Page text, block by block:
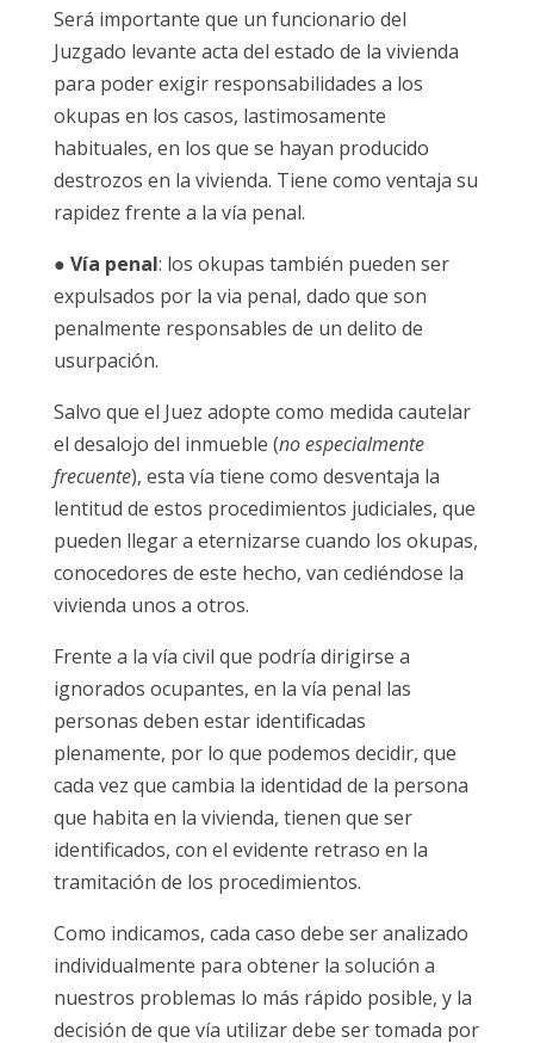
Será importante que un funcionario del
Juzgado levante acta del estado de la vivienda
para poder exigir responsabilidades a los
okupas en los casos, lastimosamente
habituales, en los que se hayan producido
destrozos en la vivienda. Tiene como ventaja su
rapidez frente a la vía penal.
● Vía penal: los okupas también pueden ser
expulsados por la via penal, dado que son
penalmente responsables de un delito de
usurpación.
Salvo que el Juez adopte como medida cautelar
el desalojo del inmueble (no especialmente
frecuente), esta vía tiene como desventaja la
lentitud de estos procedimientos judiciales, que
pueden llegar a eternizarse cuando los okupas,
conocedores de este hecho, van cediéndose la
vivienda unos a otros.
Frente a la vía civil que podría dirigirse a
ignorados ocupantes, en la vía penal las
personas deben estar identificadas
plenamente, por lo que podemos decidir, que
cada vez que cambia la identidad de la persona
que habita en la vivienda, tienen que ser
identificados, con el evidente retraso en la
tramitación de los procedimientos.
Como indicamos, cada caso debe ser analizado
individualmente para obtener la solución a
nuestros problemas lo más rápido posible, y la
decisión de que vía utilizar debe ser tomada por